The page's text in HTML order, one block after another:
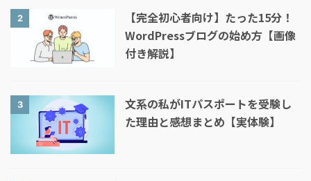
2
【完全初心者向け】たった15分！
WordPressブログの始め方【画像
付き解説】
3
文系の私がITパスポートを受験し
た理由と感想まとめ【実体験】